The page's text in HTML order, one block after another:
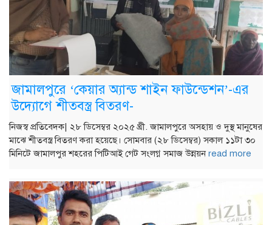
জামালপুরে ‘কেয়ার অ্যান্ড শাইন ফাউন্ডেশন’-এর
উদ্যোগে শীতবস্ত্র বিতরণ-
নিজস্ব প্রতিবেদক| ২৮ ডিসেম্বর ২০২৫ খ্রী. জামালপুরে অসহায় ও দুস্থ মানুষের
মাঝে শীতবস্ত্র বিতরণ করা হয়েছে। সোমবার (২৮ ডিসেম্বর) সকাল ১১টা ৩০
মিনিটে জামালপুর শহরের পিটিআই গেট সংলগ্ন সমাজ উন্নয়নread more